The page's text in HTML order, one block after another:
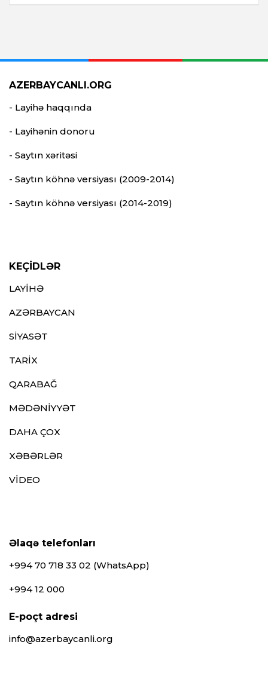
AZERBAYCANLI.ORG
- Layihə haqqında
- Layihənin donoru
- Saytın xəritəsi
- Saytın köhnə versiyası (2009-2014)
- Saytın köhnə versiyası (2014-2019)
KEÇİDLƏR
LAYİHƏ
AZƏRBAYCAN
SİYASƏT
TARİX
QARABAĞ
MƏDƏNİYYƏT
DAHA ÇOX
XƏBƏRLƏR
VİDEO
Əlaqə telefonları
+994 70 718 33 02 (WhatsApp)
+994 12 000
E-poçt adresi
info@azerbaycanli.org